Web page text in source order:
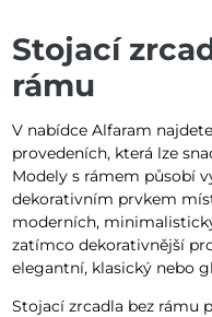
Stojací
rámu
V nabídce Alfaram
provedeních, která lze
Modely s rámem působí
dekorativním prvkem
moderních,
zatímco dekorativnější
elegantní, klasický nebo
Stojací zrcadla bez rámu